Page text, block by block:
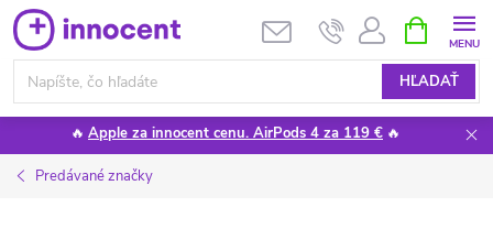
Prejsť
na
obsah
HĽADAŤ
KOŠÍK
🔥 Apple za innocent cenu. AirPods 4 za 119 € 🔥
Predávané značky